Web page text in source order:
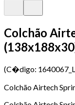
Colchão
(C�digo:
Colchão Airtech